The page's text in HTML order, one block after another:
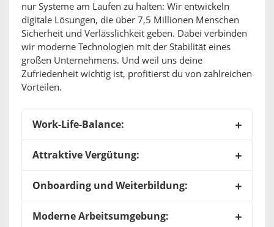
nur Systeme am Laufen zu halten: Wir entwickeln
digitale Lösungen, die über 7,5 Millionen Menschen
Sicherheit und Verlässlichkeit geben. Dabei verbinden
wir moderne Technologien mit der Stabilität eines
großen Unternehmens. Und weil uns deine
Zufriedenheit wichtig ist, profitierst du von zahlreichen
Vorteilen.
Work-Life-Balance:
Attraktive Vergütung:
Onboarding und Weiterbildung:
Moderne Arbeitsumgebung: